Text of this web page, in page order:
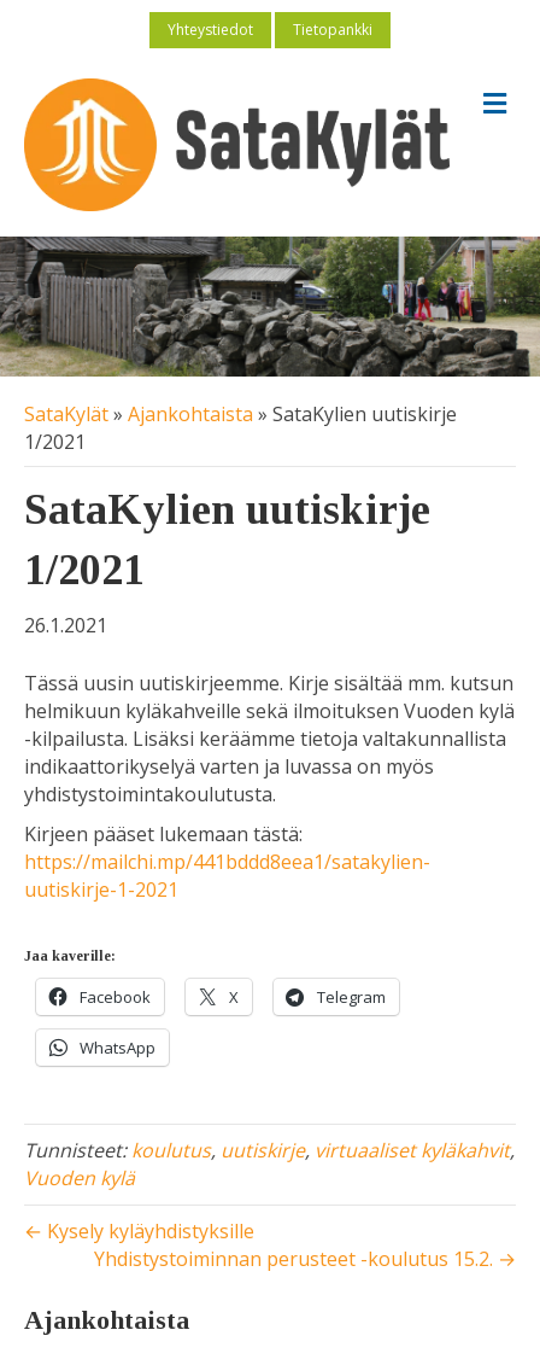
Yhteystiedot Tietopankki
V
a
o
SataKylät» Ajankohtaista » SataKylien uutiskirje
1/2021
SataKylien uutiskirje
1/2021
26.1.2021
Tässä uusin uutiskirjeemme. Kirje sisältää mm. kutsun
helmikuun kyläkahveille sekä ilmoituksen Vuoden kylä
-kilpailusta. Lisäksi keräämme tietoja valtakunnallista
indikaattorikyselyä varten ja luvassa on myös
yhdistystoimintakoulutusta.
Kirjeen pääset lukemaan tästä:
https://mailchi.mp/441bddd8eea1/satakylien-
uutiskirje-1-2021
Jaa kaverille:
Facebook X Telegram
WhatsApp
Tunnisteet:koulutus, uutiskirje, virtuaaliset kyläkahvit,
Vuoden kylä
← Kysely kyläyhdistyksille
Yhdistystoiminnan perusteet -koulutus 15.2. →
Ajankohtaista